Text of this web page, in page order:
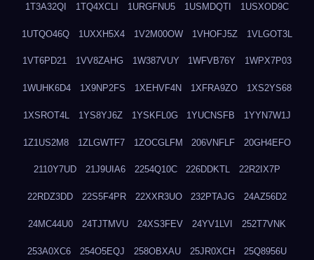
1T3A32QI 1TQ4XCLI 1URGFNU5 1USMDQTI 1USXOD9C
1UTQO46Q 1UXXH5X4 1V2M00OW 1VHOFJ5Z 1VLGOT3L
1VT6PD21 1VV8ZAHG 1W387VUY 1WFVB76Y 1WPX7P03
1WUHK6D4 1X9NP2FS 1XEHVF4N 1XFRA9ZO 1XS2YS68
1XSROT4L 1YS8YJ6Z 1YSKFL0G 1YUCNSFB 1YYN7W1J
1Z1US2M8 1ZLGWTF7 1ZOCGLFM 206VNFLF 20GH4EFO
2110Y7UD 21J9UIA6 2254Q10C 226DDKTL 22R2IX7P
22RDZ3DD 22S5F4PR 22XXR3UO 232PTAJG 24AZ56D2
24MC44U0 24TJTMVU 24XS3FEV 24YV1LVI 252T7VNK
253A0XC6 254O5EQJ 258OBXAU 25JR0XCH 25Q8956U